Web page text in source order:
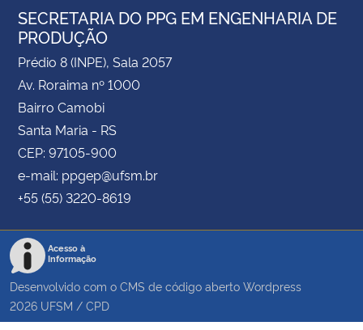
SECRETARIA DO PPG EM ENGENHARIA DE
PRODUÇÃO
Prédio 8 (INPE), Sala 2057
Av. Roraima nº 1000
Bairro Camobi
Santa Maria - RS
CEP: 97105-900
e-mail: ppgep@ufsm.br
+55 (55) 3220-8619
Acesso à
Informação
Desenvolvido com o CMS de código aberto Wordpress
2026 UFSM / CPD